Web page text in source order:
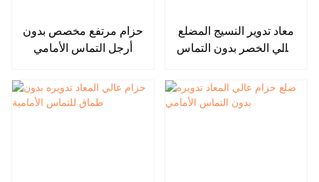
حزام مرتفع مخصص بدون
أرجل التماس الأمامي
معاد تدوير النسيج المضلع
عالي الخصر بدون التماس